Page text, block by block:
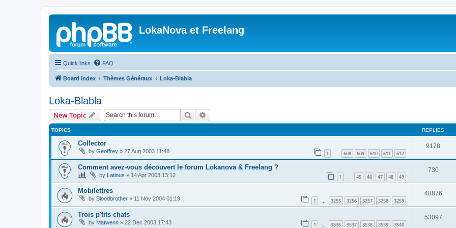
LokaNova et Freelang
Quick links FAQ
Board index Thèmes Généraux Loka-Blabla
Loka-Blabla
New Topic Search
TOPICS REPLIES
Collector
by Geoffrey » 27 Aug 2003 11:48 1 … 608 609 610 611 612
9178
Comment avez-vous découvert le forum Lokanova & Freelang ?
by Latinus » 14 Apr 2003 13:12 1 45 46 47 48 49
730
Mobilettres
by Bloodbrother » 11 Nov 2004 01:19 1 … 3255 3256 3257 3258 3259
48876
Trois p'tits chats
by Maïwenn » 22 Dec 2003 17:43 1 … 3536 3537 3538 3539 3540
53097